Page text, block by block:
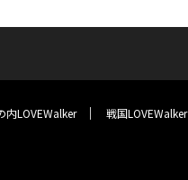
内LOVEWalker 戦国LOVEWalker